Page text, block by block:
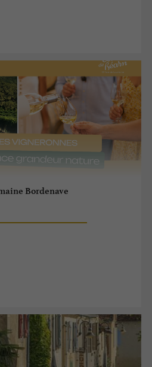
Bordenave